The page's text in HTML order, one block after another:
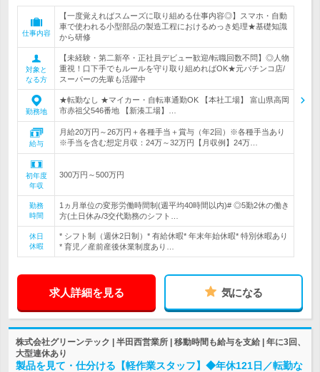
仕事内容
【一度覚えればスムーズに取り組める仕事内容◎】スマホ・自動
車で使われる小型部品の製造工程におけるめっき処理★基礎知識
から研修
対象と
なる方
【未経験・第二新卒・正社員デビュー歓迎/転職回数不問】◎人物
重視！口下手でもルールを守り取り組めればOK★元パチンコ店/
スーパーの先輩も活躍中
勤務地
★転勤なし ★マイカー・自転車通勤OK 【本社工場】 富山県高岡
市赤祖父546番地 【新湊工場】…
給与
月給20万円～26万円＋各種手当＋賞与（年2回）※各種手当あり
※手当を含む想定月収：24万～32万円【月収例】24万…
初年度
年収
300万円～500万円
勤務
時間
1ヵ月単位の変形労働時間制(週平均40時間以内)# ◎5勤2休の働き
方(土日休み/3交代勤務のシフト…
休日
休暇
* シフト制（週休2日制）* 有給休暇* 年末年始休暇* 特別休暇あり
* 育児／産前産後休業制度あり…
求人詳細を見る 気になる
株式会社グリーンテック | 半田西営業所 | 移動時間も給与を支給 | 年に3回、
大型連休あり
製品を見て・仕分ける【軽作業スタッフ】◆年休121日／転勤な